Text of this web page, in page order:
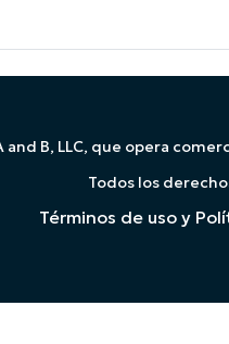
B, LLC, que opera
Todos los
Términos de uso y